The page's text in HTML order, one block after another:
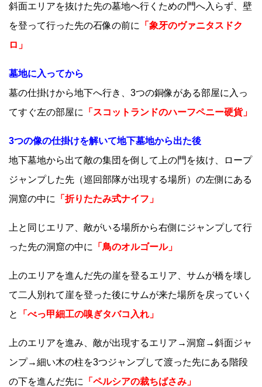
斜面エリアを抜けた先の墓地へ行くための門へ入らず、壁
を登って行った先の石像の前に
「象牙のヴァニタスドク
ロ」
墓地に入ってから
墓の仕掛けから地下へ行き、3つの銅像がある部屋に入っ
てすぐ左の部屋に
「スコットランドのハーフペニー硬貨」
3つの像の仕掛けを解いて地下墓地から出た後
地下墓地から出て敵の集団を倒して上の門を抜け、ロープ
ジャンプした先（巡回部隊が出現する場所）の左側にある
洞窟の中に
「折りたたみ式ナイフ」
上と同じエリア、敵がいる場所から右側にジャンプして行
った先の洞窟の中に
「鳥のオルゴール」
上のエリアを進んだ先の崖を登るエリア、サムが橋を壊し
て二人別れて崖を登った後にサムが来た場所を戻っていく
と
「べっ甲細工の嗅ぎタバコ入れ」
上のエリアを進み、敵が出現するエリア→洞窟→斜面ジャ
ンプ→細い木の柱を3つジャンプして渡った先にある階段
の下を進んだ先に
「ペルシアの裁ちばさみ」